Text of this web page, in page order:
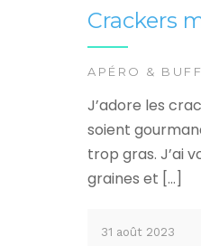
Crackers
APÉRO &
J’adore les
soient
trop gras. J’ai
graines et […]
31 août 2023